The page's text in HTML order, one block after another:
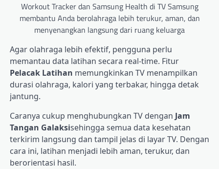
Workout Tracker dan Samsung Health di TV Samsung
membantu Anda berolahraga lebih terukur, aman, dan
menyenangkan langsung dari ruang keluarga
Agar olahraga lebih efektif, pengguna perlu
memantau data latihan secara real-time. Fitur
Pelacak Latihan memungkinkan TV menampilkan
durasi olahraga, kalori yang terbakar, hingga detak
jantung.
Caranya cukup menghubungkan TV dengan Jam
Tangan Galaksisehingga semua data kesehatan
terkirim langsung dan tampil jelas di layar TV. Dengan
cara ini, latihan menjadi lebih aman, terukur, dan
berorientasi hasil.